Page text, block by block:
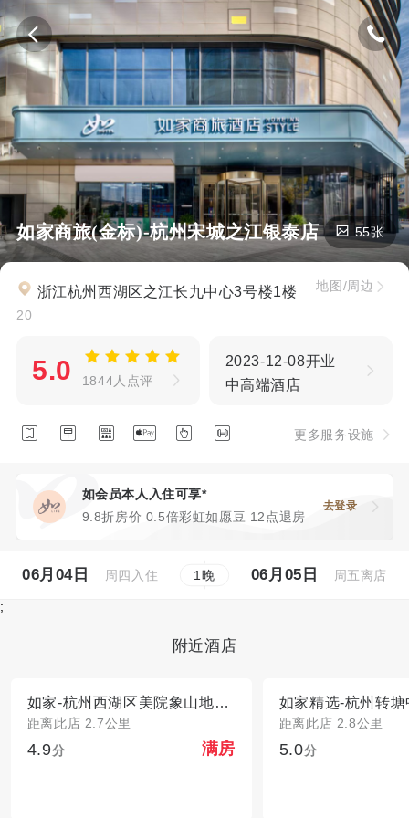
如家商旅(金标)-杭州宋城之江银泰店 55张
浙江杭州西湖区之江长九中心3号楼1楼
20
地图/周边
5.0 1844人点评
2023-12-08开业
中高端酒店
      更多服务设施
如会员本人入住可享*
9.8折房价 0.5倍彩虹如愿豆 12点退房
去登录
06月04日 周四入住 1晚 06月05日 周五离店
;
附近酒店
如家-杭州西湖区美院象山地铁站店
距离此店 2.7公里
4.9分 满房
如家精选-杭州转
距离此店 2.8公里
5.0分